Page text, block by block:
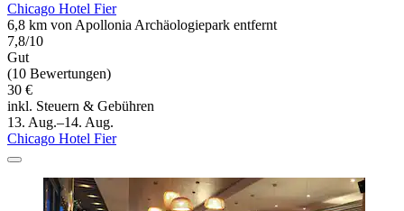
Chicago Hotel Fier
6,8 km von Apollonia Archäologiepark entfernt
7,8/10
Gut
(10 Bewertungen)
30 €
inkl. Steuern & Gebühren
13. Aug.–14. Aug.
Chicago Hotel Fier